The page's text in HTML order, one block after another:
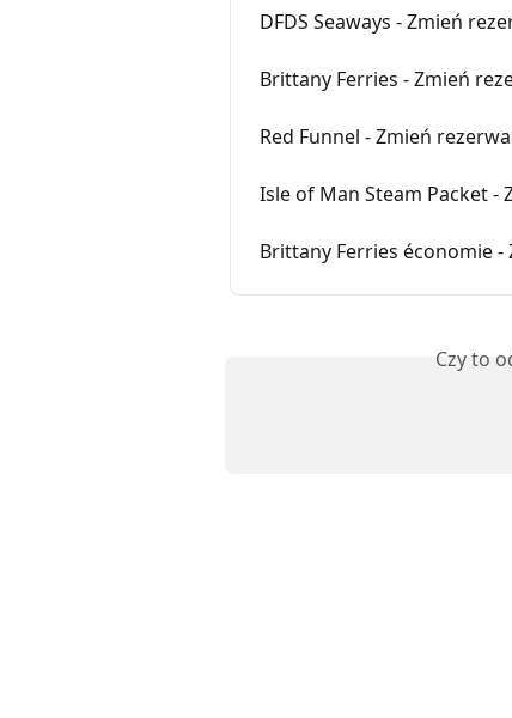
DFDS Seaways - Zmień
Brittany Ferries - Zmień
Red Funnel - Zmień
Isle of Man Steam Packet
Brittany Ferries économie
Czy to